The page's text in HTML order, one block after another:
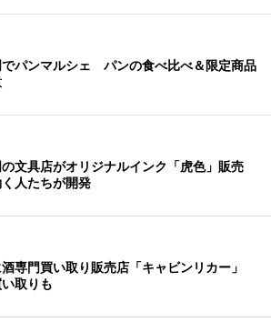
でパンマルシェ パンの食べ比べ＆限定商品
の文具店がオリジナルインク「虎色」販売
人たちが開発
酒専門買い取り販売店「キャビンリカー」
取りも